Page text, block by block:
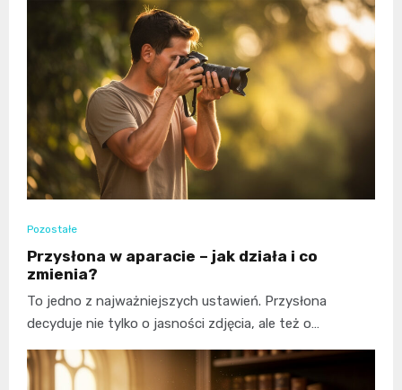
Pozostałe
Przysłona w aparacie – jak działa i co
zmienia?
To jedno z najważniejszych ustawień. Przysłona
decyduje nie tylko o jasności zdjęcia, ale też o…